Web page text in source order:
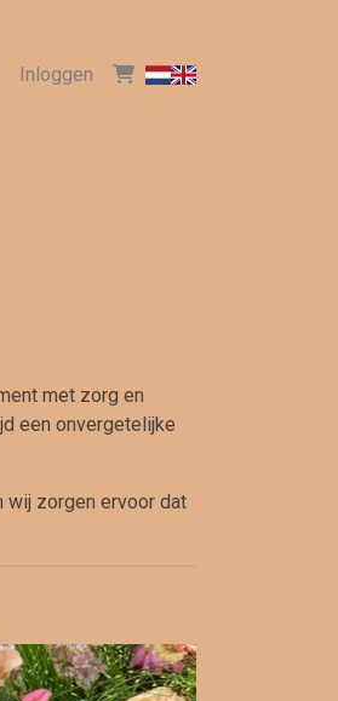
Inloggen
met zorg en
een onvergetelijke
wij zorgen ervoor dat